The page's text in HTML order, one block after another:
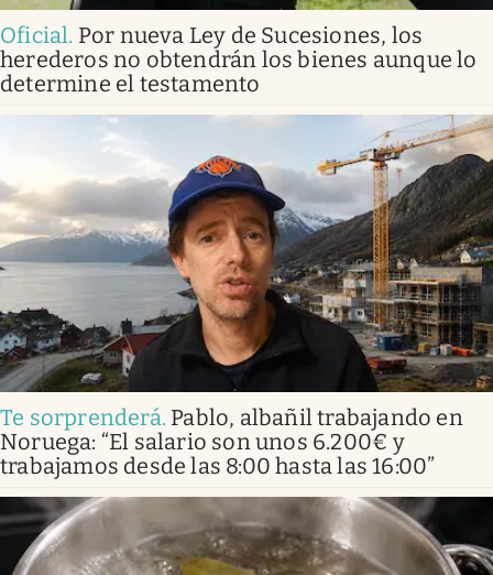
Oficial. Por nueva Ley de Sucesiones, los
herederos no obtendrán los bienes aunque lo
determine el testamento
Te sorprenderá. Pablo, albañil trabajando en
Noruega: “El salario son unos 6.200€ y
trabajamos desde las 8:00 hasta las 16:00”